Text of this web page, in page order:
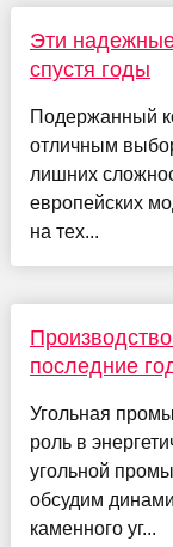
Эти
спустя годы
Подержанный
отличным
лишних
европейских
на тех...
последние
Угольная
роль в
угольной
обсудим
каменного уг...